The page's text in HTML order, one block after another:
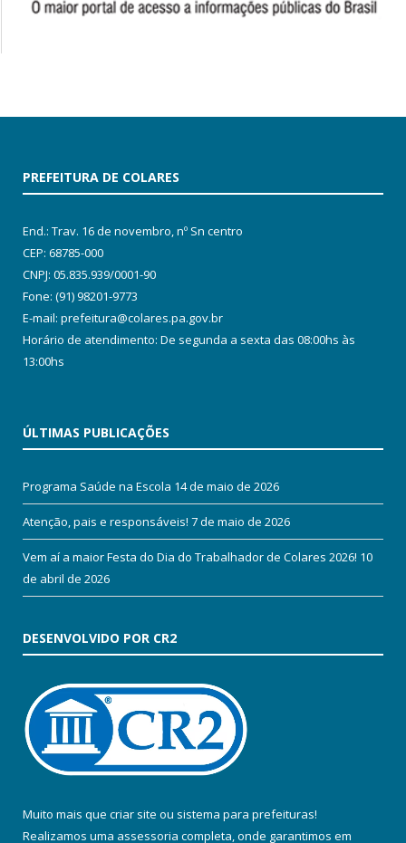
PREFEITURA DE COLARES
End.: Trav. 16 de novembro, nº Sn centro
CEP: 68785-000
CNPJ: 05.835.939/0001-90
Fone: (91) 98201-9773
E-mail: prefeitura@colares.pa.gov.br
Horário de atendimento: De segunda a sexta das 08:00hs às
13:00hs
ÚLTIMAS PUBLICAÇÕES
Programa Saúde na Escola 14 de maio de 2026
Atenção, pais e responsáveis! 7 de maio de 2026
Vem aí a maior Festa do Dia do Trabalhador de Colares 2026! 10
de abril de 2026
DESENVOLVIDO POR CR2
Muito mais que criar site ou sistema para prefeituras!
Realizamos uma assessoria completa, onde garantimos em